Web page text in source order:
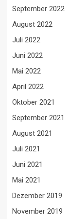
September 2022
August 2022
Juli 2022
Juni 2022
Mai 2022
April 2022
Oktober 2021
September 2021
August 2021
Juli 2021
Juni 2021
Mai 2021
Dezember 2019
November 2019